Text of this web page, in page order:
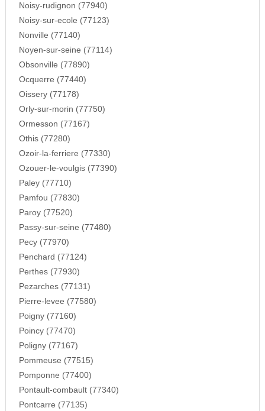
Noisy-rudignon (77940)
Noisy-sur-ecole (77123)
Nonville (77140)
Noyen-sur-seine (77114)
Obsonville (77890)
Ocquerre (77440)
Oissery (77178)
Orly-sur-morin (77750)
Ormesson (77167)
Othis (77280)
Ozoir-la-ferriere (77330)
Ozouer-le-voulgis (77390)
Paley (77710)
Pamfou (77830)
Paroy (77520)
Passy-sur-seine (77480)
Pecy (77970)
Penchard (77124)
Perthes (77930)
Pezarches (77131)
Pierre-levee (77580)
Poigny (77160)
Poincy (77470)
Poligny (77167)
Pommeuse (77515)
Pomponne (77400)
Pontault-combault (77340)
Pontcarre (77135)